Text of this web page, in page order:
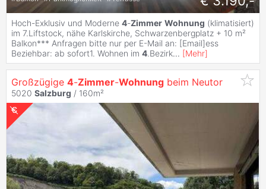
Hoch-Exklusiv und Moderne 4-Zimmer Wohnung (klimatisiert)
im 7.Liftstock, nähe Karlskirche, Schwarzenbergplatz + 10 m²
Balkon*** Anfragen bitte nur per E-Mail an: [Email]ess
Beziehbar: ab sofort1. Wohnen im 4.Bezirk... [Mehr]
Großzügige 4-Zimmer-Wohnung beim Neutor
5020 Salzburg / 160m²